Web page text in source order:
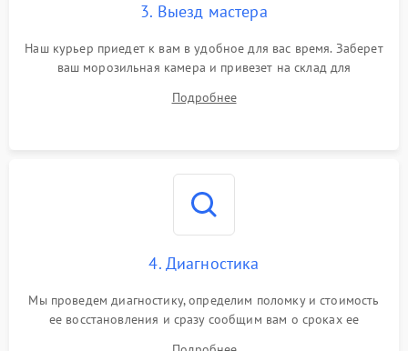
3. Выезд мастера
Наш курьер приедет к вам в удобное для вас время. Заберет
ваш морозильная камера и привезет на склад для
Подробнее
4. Диагностика
Мы проведем диагностику, определим поломку и стоимость
ее восстановления и сразу сообщим вам о сроках ее